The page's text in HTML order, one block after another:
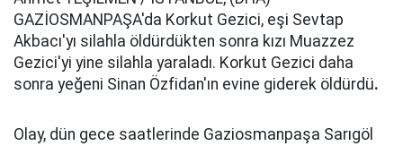
GAZİOSMANPAŞA'da Korkut Gezici, eşi Sevtap
Akbacı'yı silahla öldürdükten sonra kızı Muazzez
Gezici'yi yine silahla yaraladı. Korkut Gezici daha
sonra yeğeni Sinan Özfidan'ın evine giderek öldürdü.
Olay, dün gece saatlerinde Gaziosmanpaşa Sarıgöl